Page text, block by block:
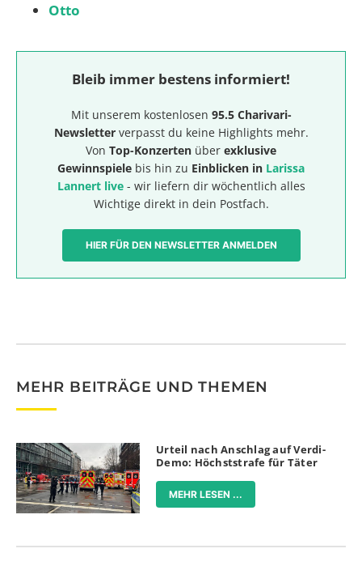
Otto
Bleib immer bestens informiert!
Mit unserem kostenlosen 95.5 Charivari-
Newsletterverpasst du keine Highlights mehr.
Von Top-Konzerten über exklusive
Gewinnspiele bis hin zu Einblicken in Larissa
Lannert live- wir liefern dir wöchentlich alles
Wichtige direkt in dein Postfach.
HIER FÜR DEN NEWSLETTER ANMELDEN
MEHR BEITRÄGE UND THEMEN
Urteil nach Anschlag auf Verdi-
Demo: Höchststrafe für Täter
MEHR LESEN ...